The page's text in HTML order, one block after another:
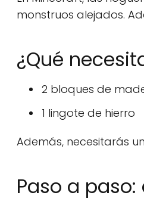
monstruos alejados.
¿Qué
2 bloques de
1 lingote de hierro
Además, necesitarás
Paso a